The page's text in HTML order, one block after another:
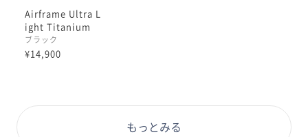
Airframe Ultra L
ight Titanium
ブラック
¥14,900
もっとみる